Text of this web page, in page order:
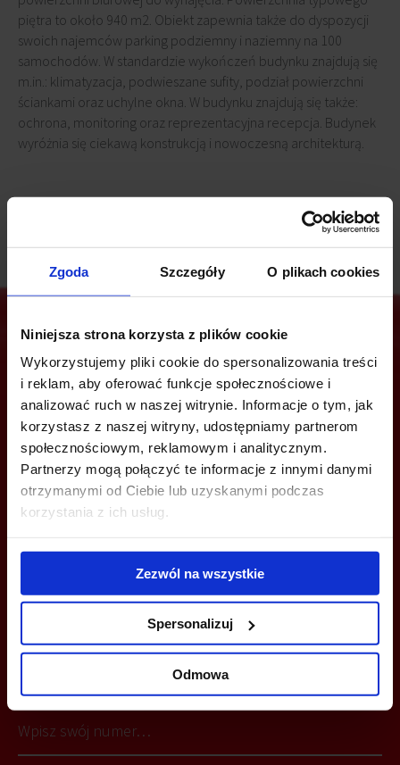
Zgoda Szczegóły O plikach cookies
Niniejsza strona korzysta z plików cookie
Wykorzystujemy pliki cookie do spersonalizowania treści
i reklam, aby oferować funkcje społecznościowe i
analizować ruch w naszej witrynie. Informacje o tym, jak
korzystasz z naszej witryny, udostępniamy partnerom
społecznościowym, reklamowym i analitycznym.
Partnerzy mogą połączyć te informacje z innymi danymi
otrzymanymi od Ciebie lub uzyskanymi podczas
korzystania z ich usług.
Zezwól na wszystkie
Spersonalizuj
Odmowa
piętra to około 940 m2. Obiekt zapewnia także do dyspozycji
swoich najemców parking podziemny i naziemny na 100
samochodów. W standardzie wykończeń budynku znajdują się
m.in.: klimatyzacja, podwieszane sufity, podział powierzchni
ściankami oraz uchylne okna. W budynku znajdują się także:
ochrona, monitoring oraz reprezentacyjna recepcja. Budynek
wyróżnia się ciekawą konstrukcją i nowoczesną architekturą.
Jesteś zainteresowany tą ofertą?
ZADZWOŃ I DOWIEDZ SIĘ WIĘCEJ
+48 660 661 183
MOŻESZ TEŻ ZOSTAWIĆ SWÓJ NUMER, A MY SKONTAKTUJEMY SIĘ